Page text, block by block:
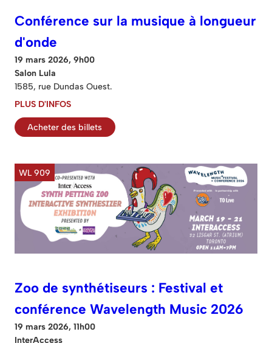
Conférence sur la musique à longueur
d'onde
19 mars 2026, 9h00
Salon Lula
1585, rue Dundas Ouest.
PLUS D'INFOS
Acheter des billets
WL 909
Zoo de synthétiseurs : Festival et
conférence Wavelength Music 2026
19 mars 2026, 11h00
InterAccess